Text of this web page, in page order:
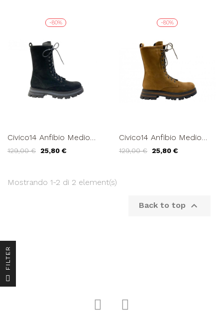
-80%
Civico14 Anfibio Medio
Zip Nero
129,00 € 25,80 €
-80%
Civico14 Anfibio Medio
Zip Cuoio
129,00 € 25,80 €
Mostrando 1-2 di 2 element(s)
Back to top 
R